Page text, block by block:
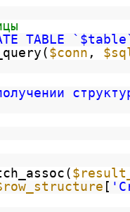
TABLE
$conn ,
[